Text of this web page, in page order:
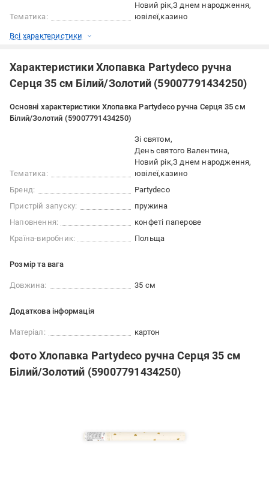
Тематика:
Новий рік З днем народження
ювілеї казино
Всі характеристики
Характеристики Хлопавка Partydeco ручна
Серця 35 см Білий/Золотий (59007791434250)
Основні характеристики Хлопавка Partydeco ручна Серця 35 см
Білий/Золотий (59007791434250)
Тематика:
Зі святом
День святого Валентина
Новий рік З днем народження
ювілеї казино
Бренд:
Partydeco
Пристрій запуску:
пружина
Наповнення:
конфеті паперове
Країна-виробник:
Польща
Розмір та вага
Довжина: 35 см
Додаткова інформація
Матеріал: картон
Фото Хлопавка Partydeco ручна Серця 35 см
Білий/Золотий (59007791434250)